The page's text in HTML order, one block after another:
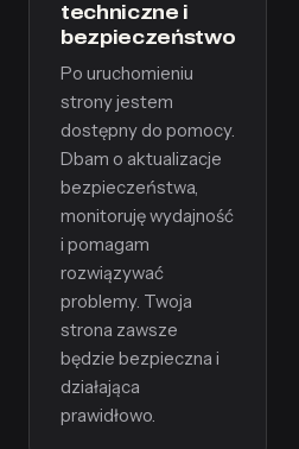
techniczne i
bezpieczeństwo
Po uruchomieniu
strony jestem
dostępny do pomocy.
Dbam o aktualizacje
bezpieczeństwa,
monitoruję wydajność
i pomagam
rozwiązywać
problemy. Twoja
strona zawsze
będzie bezpieczna i
działająca
prawidłowo.